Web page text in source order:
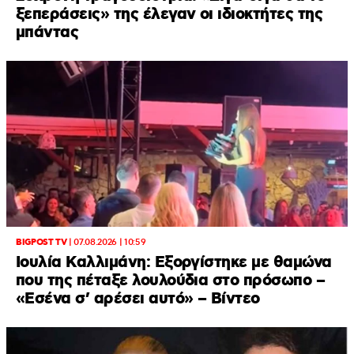
ξεπεράσεις» της έλεγαν οι ιδιοκτήτες της
μπάντας
BIGPOST TV|07.08.2026 | 10:59
Ιουλία Καλλιμάνη: Εξοργίστηκε με θαμώνα
που της πέταξε λουλούδια στο πρόσωπο –
«Εσένα σ’ αρέσει αυτό» – Βίντεο